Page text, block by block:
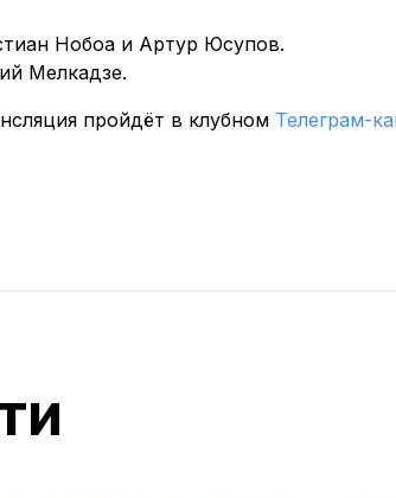
Нобоа и Артур Юсупов.
Мелкадзе.
пройдёт в клубном Телеграм-